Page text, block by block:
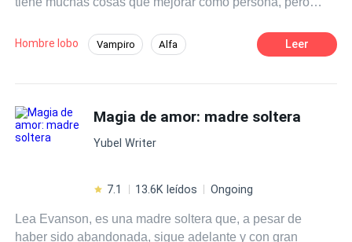
recibir una loba defectuosa y debil y tener como pareja
destinada al rey de los vampiros debe ser el peor castigo
felicidad al lado del representante de sus enemigos
naturales los vampiros? ¿O la diosa le levantará el
castigo y la dejará unirse a un mate licántropo? Sophia
ama, pero no sabrá si el amor es suficiente para superar
Hombre lobo Vampiro Alfa
Romance oscuro Contemporánea
Venganza
Leer
Magia de amor: madre soltera
Yubel Writer
7.1 13.6K leídos Ongoing
Lea Evanson, es una madre soltera que, a pesar de
haber sido abandonada, sigue adelante y con gran